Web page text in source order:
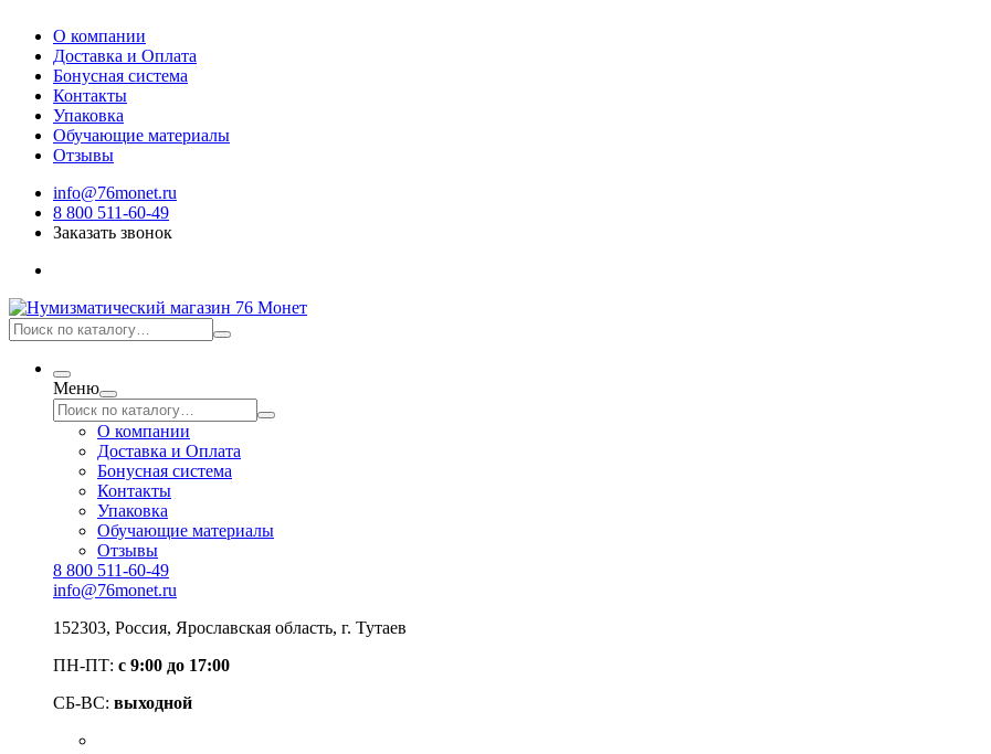
О компании
Доставка и Оплата
Бонусная система
Контакты
Упаковка
Обучающие материалы
Отзывы
info@76monet.ru
8 800 511-60-49
Заказать звонок
Меню
О компании
Доставка и Оплата
Бонусная система
Контакты
Упаковка
Обучающие материалы
Отзывы
8 800 511-60-49
info@76monet.ru
152303, Россия, Ярославская область, г. Тутаев
ПН-ПТ: с 9:00 до 17:00
СБ-ВС: выходной